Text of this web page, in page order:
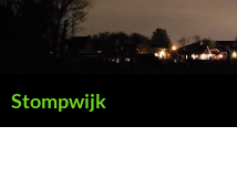
Ga
inhoud
Stompwijk